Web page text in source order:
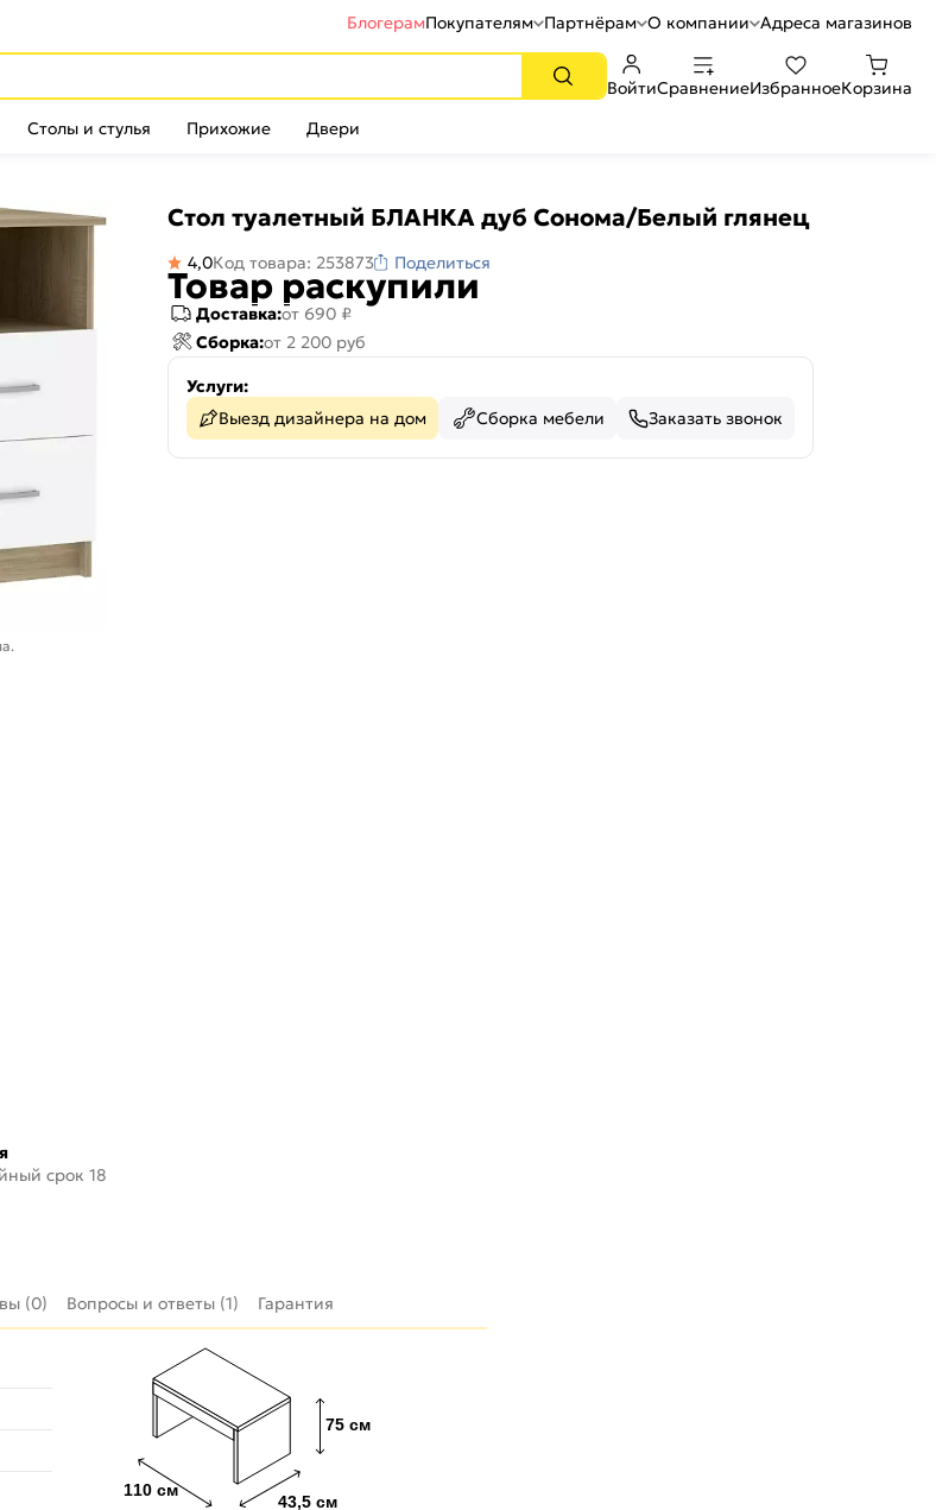
БлогерамПокупателям Партнёрам О компании Адреса магазинов
ВойтиСравнениеИзбранноеКорзина
Столы и стулья Прихожие Двери
срок 18
Стол туалетный БЛАНКА дуб Сонома/Белый глянец
4,0Код товара: 253873 Поделиться
Товар раскупили
Доставка:от 690 ₽
Сборка:от 2 200 руб
Услуги:
Выезд дизайнера на дом
Сборка мебели Заказать звонок
(0) Вопросы и ответы (1) Гарантия